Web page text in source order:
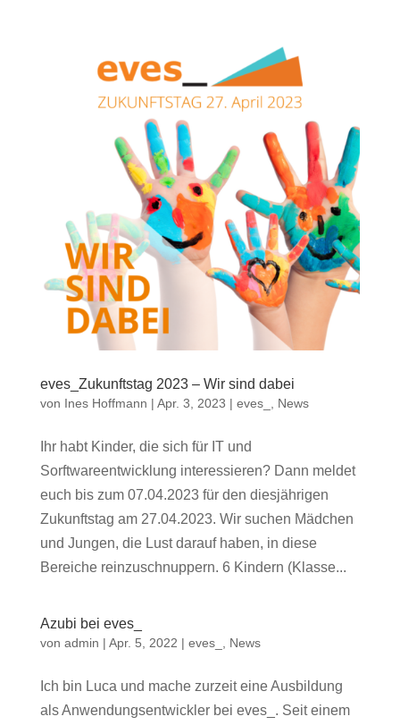
eves_Zukunftstag 2023 – Wir sind dabei
von Ines Hoffmann | Apr. 3, 2023 | eves_ News
Ihr habt Kinder, die sich für IT und
Sorftwareentwicklung interessieren? Dann meldet
euch bis zum 07.04.2023 für den diesjährigen
Zukunftstag am 27.04.2023. Wir suchen Mädchen
und Jungen, die Lust darauf haben, in diese
Bereiche reinzuschnuppern. 6 Kindern (Klasse...
Azubi bei eves_
von admin | Apr. 5, 2022 | eves_ News
Ich bin Luca und mache zurzeit eine Ausbildung
als Anwendungsentwickler bei eves_. Seit einem